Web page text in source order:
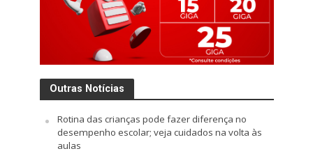
Outras Notícias
Rotina das crianças pode fazer diferença no
desempenho escolar; veja cuidados na volta às
aulas